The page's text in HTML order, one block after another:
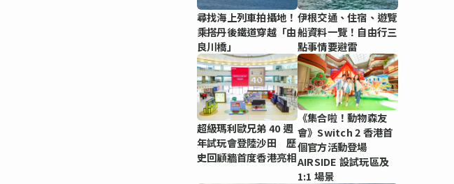
尋找海上列車拍攝地！
乘搭丹後鐵道穿越「由
良川橋」
伊根交通、住宿、遊覽
船資料一覽！自由行三
點事情要避雷
超級瑪利歐兄弟 40 週
年試玩會登陸沙田 歷
史回顧牆首度香港亮相
《集合啦！動物森友
會》Switch 2 香港首
個官方活動登場
AIRSIDE 設試玩區及
1:1 場景